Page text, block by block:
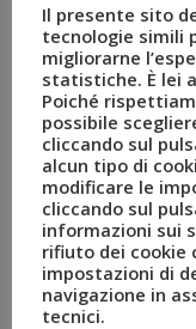
conferma la città
pernottare.
italiani, a
Il presente sito
tecnologie simili
migliorarne
statistiche. È lei
Poiché
possibile
cliccando sul
alcun tipo di
modificare le
cliccando sul
informazioni sui
rifiuto dei cookie
impostazioni di
navigazione in
tecnici.